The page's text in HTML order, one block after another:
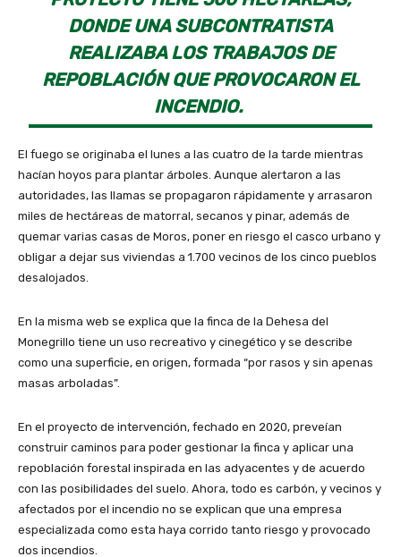
DONDE UNA SUBCONTRATISTA
REALIZABA LOS TRABAJOS DE
REPOBLACIÓN QUE PROVOCARON EL
INCENDIO.
El fuego se originaba el lunes a las cuatro de la tarde mientras
hacían hoyos para plantar árboles. Aunque alertaron a las
autoridades, las llamas se propagaron rápidamente y arrasaron
miles de hectáreas de matorral, secanos y pinar, además de
quemar varias casas de Moros, poner en riesgo el casco urbano y
obligar a dejar sus viviendas a 1.700 vecinos de los cinco pueblos
desalojados.
En la misma web se explica que la finca de la Dehesa del
Monegrillo tiene un uso recreativo y cinegético y se describe
como una superficie, en origen, formada “por rasos y sin apenas
masas arboladas”.
En el proyecto de intervención, fechado en 2020, preveían
construir caminos para poder gestionar la finca y aplicar una
repoblación forestal inspirada en las adyacentes y de acuerdo
con las posibilidades del suelo. Ahora, todo es carbón, y vecinos y
afectados por el incendio no se explican que una empresa
especializada como esta haya corrido tanto riesgo y provocado
dos incendios.